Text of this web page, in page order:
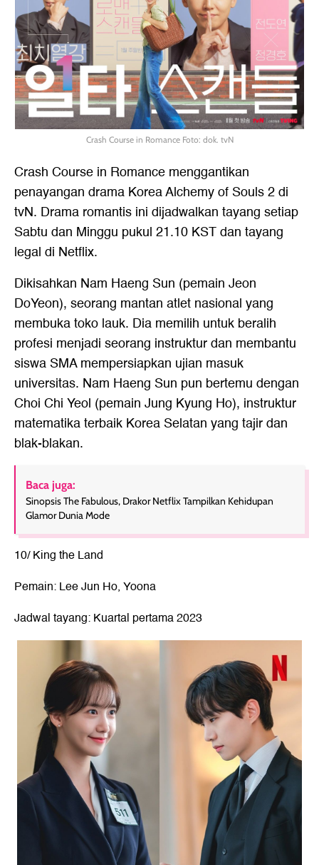
Crash Course in Romance Foto: dok. tvN
Crash Course in Romance menggantikan
penayangan drama Korea Alchemy of Souls 2 di
tvN. Drama romantis ini dijadwalkan tayang setiap
Sabtu dan Minggu pukul 21.10 KST dan tayang
legal di Netflix.
Dikisahkan Nam Haeng Sun (pemain Jeon
DoYeon), seorang mantan atlet nasional yang
membuka toko lauk. Dia memilih untuk beralih
profesi menjadi seorang instruktur dan membantu
siswa SMA mempersiapkan ujian masuk
universitas. Nam Haeng Sun pun bertemu dengan
Choi Chi Yeol (pemain Jung Kyung Ho), instruktur
matematika terbaik Korea Selatan yang tajir dan
blak-blakan.
Baca juga:
Sinopsis The Fabulous, Drakor Netflix Tampilkan Kehidupan
Glamor Dunia Mode
10/ King the Land
Pemain: Lee Jun Ho, Yoona
Jadwal tayang: Kuartal pertama 2023